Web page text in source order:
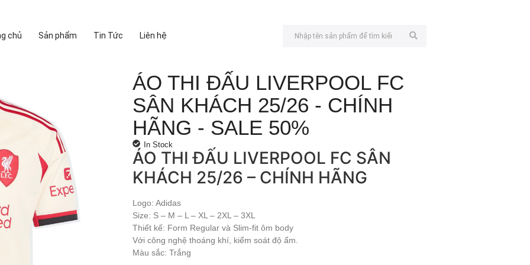
chủ Sản phẩm Tin Tức Liên hệ
ÁO THI ĐẤU LIVERPOOL FC
SÂN KHÁCH 25/26 - CHÍNH
HÃNG - SALE 50%
In Stock
ÁO THI ĐẤU LIVERPOOL FC SÂN
KHÁCH 25/26 – CHÍNH HÃNG
Logo: Adidas
Size: S – M – L – XL – 2XL – 3XL
Thiết kế: Form Regular và Slim-fit ôm body
Với công nghệ thoáng khí, kiểm soát độ ẩm.
Màu sắc: Trắng